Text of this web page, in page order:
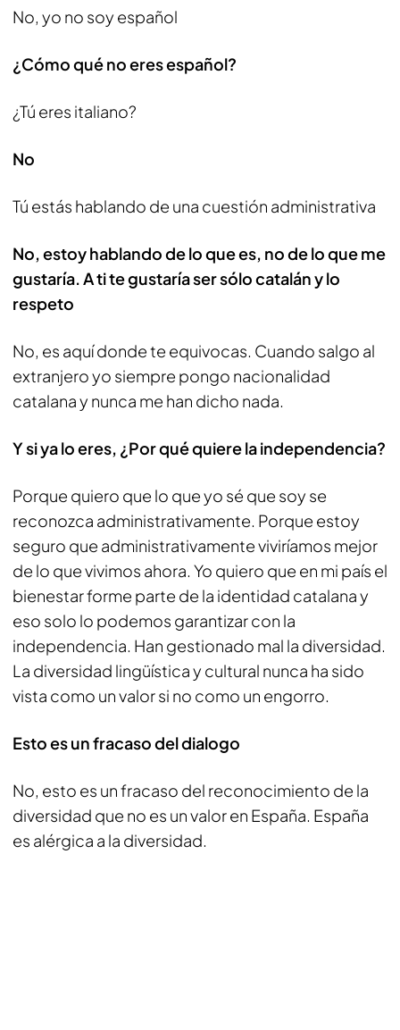
No, yo no soy español
¿Cómo qué no eres español?
¿Tú eres italiano?
No
Tú estás hablando de una cuestión administrativa
No, estoy hablando de lo que es, no de lo que me
gustaría. A ti te gustaría ser sólo catalán y lo
respeto
No, es aquí donde te equivocas. Cuando salgo al
extranjero yo siempre pongo nacionalidad
catalana y nunca me han dicho nada.
Y si ya lo eres, ¿Por qué quiere la independencia?
Porque quiero que lo que yo sé que soy se
reconozca administrativamente. Porque estoy
seguro que administrativamente viviríamos mejor
de lo que vivimos ahora. Yo quiero que en mi país el
bienestar forme parte de la identidad catalana y
eso solo lo podemos garantizar con la
independencia. Han gestionado mal la diversidad.
La diversidad lingüística y cultural nunca ha sido
vista como un valor si no como un engorro.
Esto es un fracaso del dialogo
No, esto es un fracaso del reconocimiento de la
diversidad que no es un valor en España. España
es alérgica a la diversidad.